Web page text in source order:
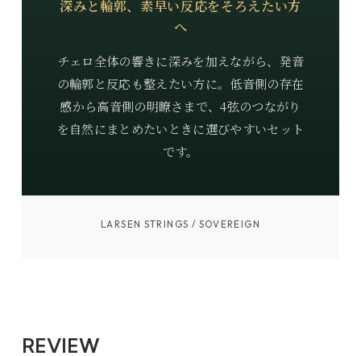
深みと輪郭、素早い反応をそろえたい方
へ
チェロ全体の響きに深みを加えながら、発音
の輪郭と反応も整えたい方に。低音側の存在
感から高音側の明瞭さまで、4弦のつながり
を自然にまとめたいときに選びやすいセット
です。
LARSEN STRINGS / SOVEREIGN
REVIEW